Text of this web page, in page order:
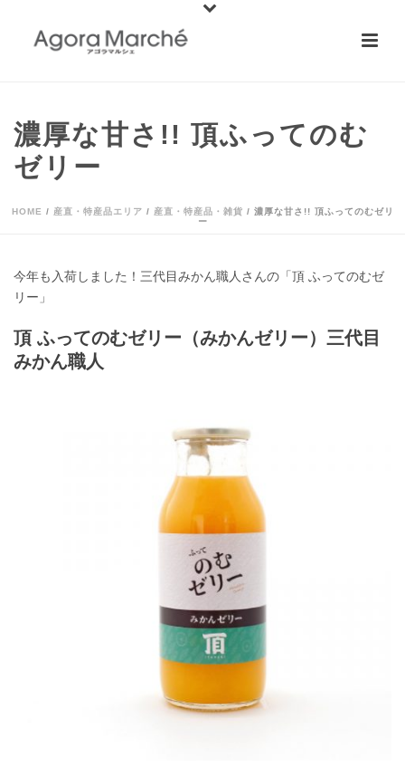
濃厚な甘さ!! 頂ふってのむ
ゼリー
HOME / 産直・特産品エリア / 産直・特産品・雑貨 / 濃厚な甘さ!! 頂ふってのむゼリ
ー
今年も入荷しました！三代目みかん職人さんの「頂 ふってのむゼ
リー」
頂 ふってのむゼリー（みかんゼリー）三代目
みかん職人